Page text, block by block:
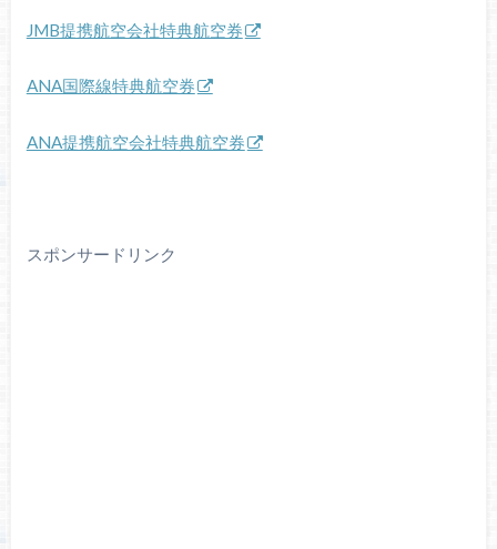
JMB提携航空会社特典航空券
ANA国際線特典航空券
ANA提携航空会社特典航空券
スポンサードリンク